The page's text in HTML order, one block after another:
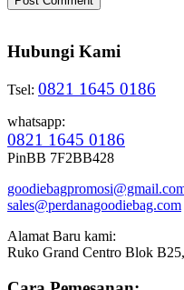
Hubungi Kami
Tsel: 0821 1645 0186
whatsapp:
0821 1645 0186
PinBB 7F2BB428
sales@perdanagoodiebag.com
Alamat Baru kami:
Ruko Grand Centro Blok B25,